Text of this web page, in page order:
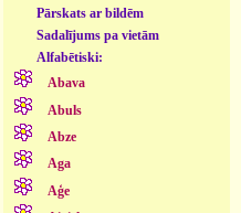
Pārskats ar bildēm
Sadalījums pa vietām
Alfabētiski:
Abava
Abuls
Abze
Aga
Aģe